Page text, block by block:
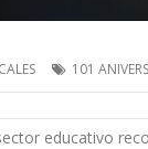
101
educativo